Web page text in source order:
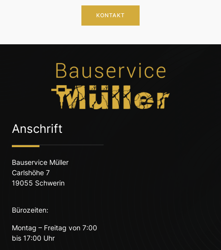
KONTAKT
Anschrift
Bauservice Müller
Carlshöhe 7
19055 Schwerin
Bürozeiten:
Montag – Freitag von 7:00
bis 17:00 Uhr